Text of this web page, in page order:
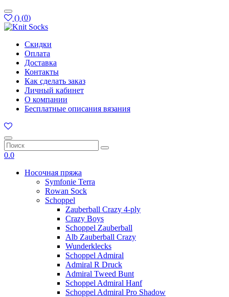
() (0)
Скидки
Оплата
Доставка
Контакты
Как сделать заказ
Личный кабинет
О компании
Бесплатные описания вязания
0.0
Носочная пряжа
Symfonie Terra
Rowan Sock
Schoppel
Zauberball Crazy 4-ply
Crazy Boys
Schoppel Zauberball
Alb Zauberball Crazy
Wunderklecks
Schoppel Admiral
Admiral R Druck
Admiral Tweed Bunt
Schoppel Admiral Hanf
Schoppel Admiral Pro Shadow